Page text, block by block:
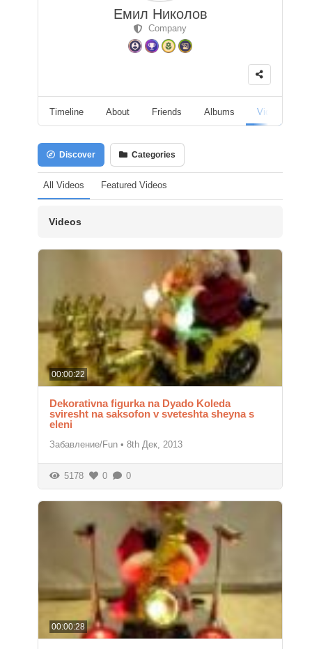
Емил Николов
Company
Timeline About Friends Albums Videos
Discover Categories
All Videos Featured Videos
Videos
00:00:22
Dekorativna figurka na Dyado Koleda
sviresht na saksofon v sveteshta sheyna s
eleni
Забавление/Fun • 8th Дек, 2013
5178 0 0
00:00:28